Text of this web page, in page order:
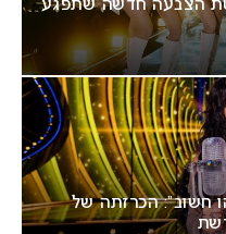
לאמץ שיטת הצבעה חדשה שתפגע
חשוב”: הכרזתה של